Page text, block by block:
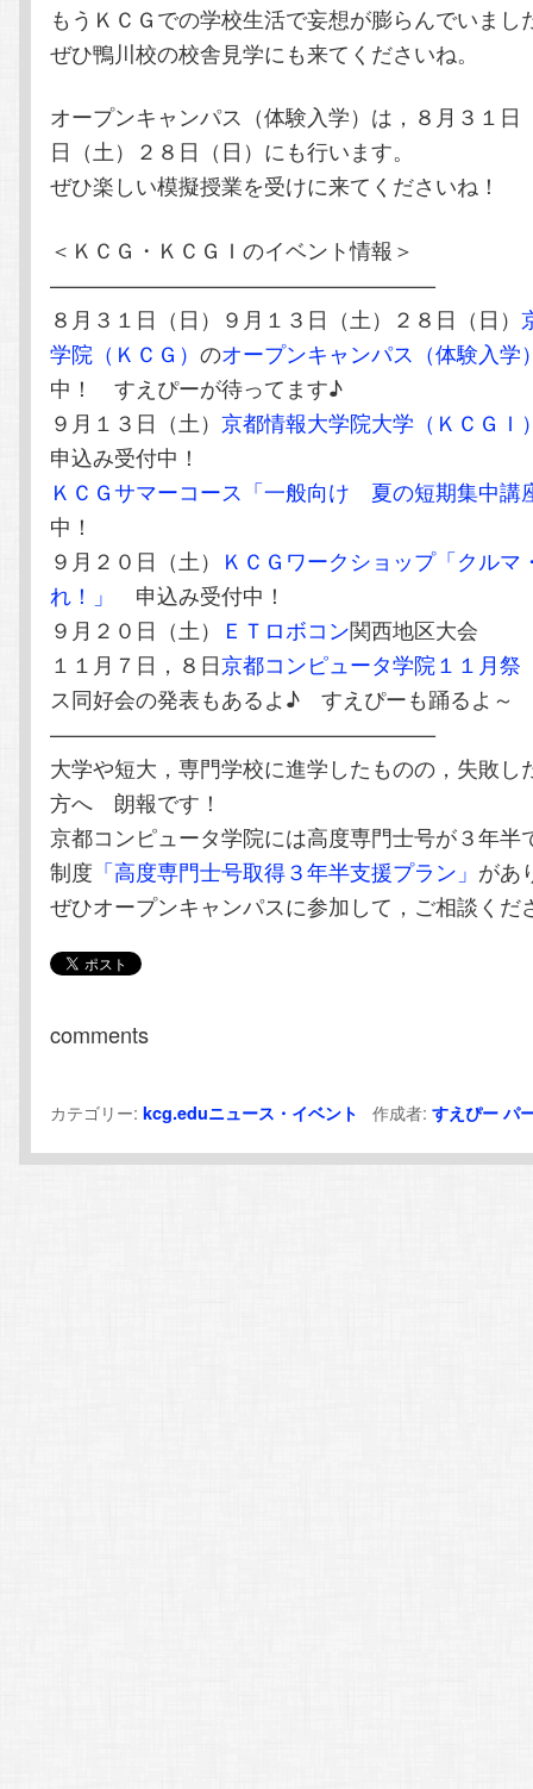
もうＫＣＧでの学校生活で妄想が膨らんでいまし
ぜひ鴨川校の校舎見学にも来てくださいね。
オープンキャンパス（体験入学）は，８月３１日
日（土）２８日（日）にも行います。
ぜひ楽しい模擬授業を受けに来てくださいね！
＜ＫＣＧ・ＫＣＧＩのイベント情報＞
——————————————————
８月３１日（日）９月１３日（土）２８日（日）
学院（ＫＣＧ）のオープンキャンパス（体験入学
中！ すえぴーが待ってます♪
９月１３日（土）京都情報大学院大学（ＫＣＧＩ
申込み受付中！
ＫＣＧサマーコース「一般向け 夏の短期集中講
中！
９月２０日（土） ＫＣＧワークショップ「クルマ
れ！」
申込み受付中！
９月２０日（土）
ＥＴロボコン関西地区大会
１１月７日，８日京都コンピュータ学院１１月祭
ス同好会の発表もあるよ♪ すえぴーも踊るよ～
——————————————————
大学や短大，専門学校に進学したものの，失敗し
方へ 朗報です！
京都コンピュータ学院には高度専門士号が３年半
制度 「高度専門士号取得３年半支援プラン」 があ
ぜひオープンキャンパスに参加して，ご相談くだ
comments
カテゴリー:kcg.eduニュース・イベント 作成者:すえぴー パ